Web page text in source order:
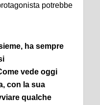
potrebbe
ha sempre
vede oggi
con la sua
qualche